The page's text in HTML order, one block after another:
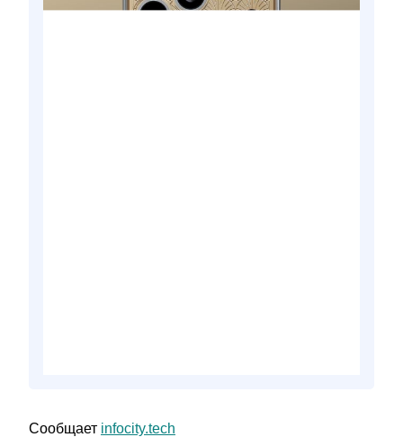
Сообщает infocity.tech